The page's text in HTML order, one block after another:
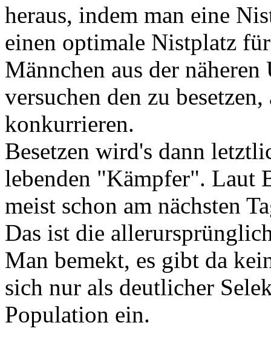
heraus, indem man eine
einen optimale Nistplatz
Männchen aus der
versuchen den zu
konkurrieren.
Besetzen wird's dann
lebenden "Kämpfer". Laut
meist schon am nächsten
Das ist die
Man bemekt, es gibt da
sich nur als deutlicher
Population ein.